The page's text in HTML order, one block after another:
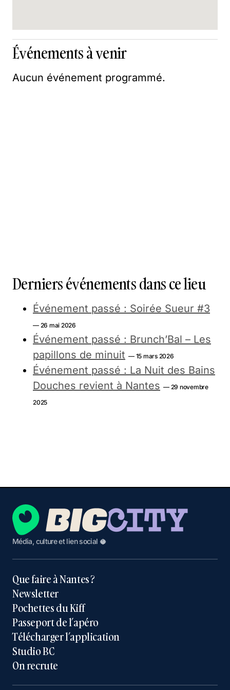
Événements à venir
Aucun événement programmé.
Derniers événements dans ce lieu
Événement passé : Soirée Sueur #3
— 26 mai 2026
Événement passé : Brunch’Bal – Les
papillons de minuit — 15 mars 2026
Événement passé : La Nuit des Bains
Douches revient à Nantes — 29 novembre
2025
Média, culture et lien social 🥥
Que faire à Nantes ?
Newsletter
Pochettes du Kiff
Passeport de l’apéro
Télécharger l’application
Studio BC
On recrute